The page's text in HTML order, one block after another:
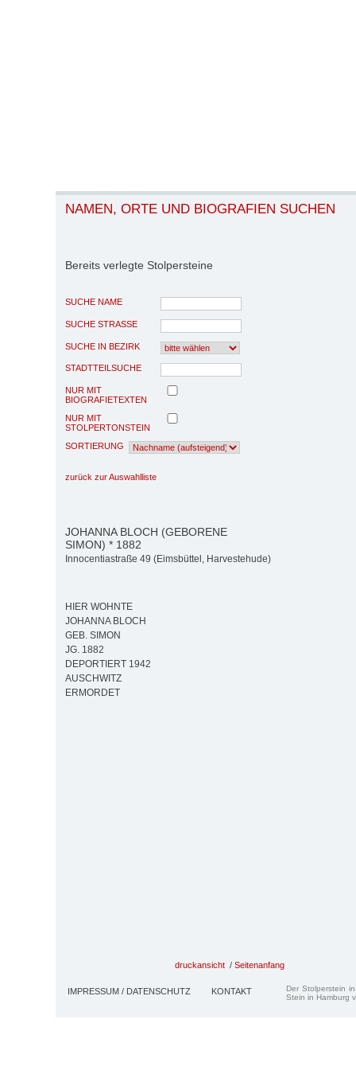
NAMEN, ORTE UND BIOGRAFIEN SUCHEN
Bereits verlegte Stolpersteine
SUCHE NAME
SUCHE STRASSE
SUCHE IN BEZIRK
STADTTEILSUCHE
NUR MIT
BIOGRAFIETEXTEN
NUR MIT
STOLPERTONSTEIN
SORTIERUNG
zurück zur Auswahlliste
JOHANNA BLOCH (GEBORENE
SIMON) * 1882
Innocentiastraße 49 (Eimsbüttel, Harvestehude)
HIER WOHNTE
JOHANNA BLOCH
GEB. SIMON
JG. 1882
DEPORTIERT 1942
AUSCHWITZ
ERMORDET
druckansicht / Seitenanfang
IMPRESSUM / DATENSCHUTZ KONTAKT
Der Stolperstein
Stein in Hamburg